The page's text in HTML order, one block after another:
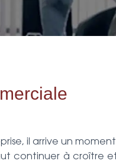
il arrive un
continuer à croître